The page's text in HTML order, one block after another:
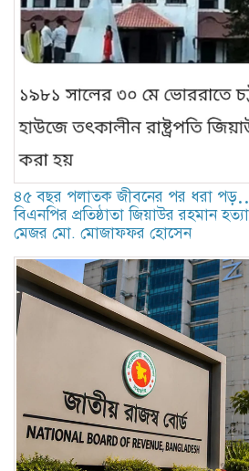
৪৫ বছর পলাতক জীবনের পর ধরা
বিএনপির প্রতিষ্ঠাতা জিয়াউর রহমান
মেজর মো. মোজাফফর হোসেন